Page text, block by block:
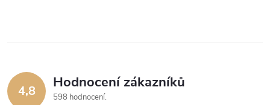
4,8 Hodnocení zákazníků
598 hodnocení